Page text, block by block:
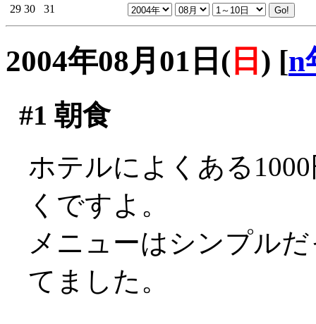
29 30 31
2004年08月01日( 日 ) [n
#1 朝食
ホテルによくある
くですよ。
メニューはシンプル
てました。